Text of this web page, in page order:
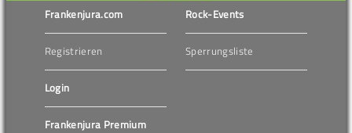
Frankenjura.com
Registrieren
Login
Frankenjura Premium
Rock-Events
Sperrungsliste